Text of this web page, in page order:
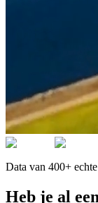
Data van 400+
Heb je al